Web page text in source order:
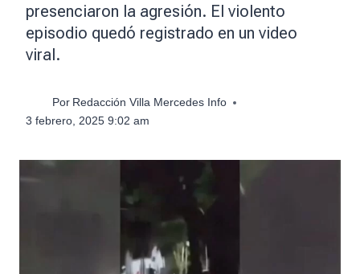
presenciaron la agresión. El violento
episodio quedó registrado en un video
viral.
Por Redacción Villa Mercedes Info
3 febrero, 2025 9:02 am